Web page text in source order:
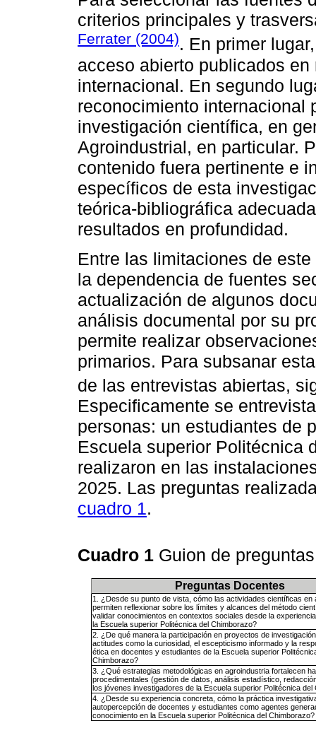
criterios principales y
Ferrater (2004). En primer
acceso abierto publicados
internacional. En segundo
reconocimiento internacional
investigación científica, en
Agroindustrial, en particular.
contenido fuera pertinente e
específicos de esta
teórica-bibliográfica
resultados en profundidad.
Entre las limitaciones de
la dependencia de fuentes
actualización de algunos
análisis documental por su
permite realizar
primarios. Para subsanar
de las entrevistas abiertas,
Especificamente se
personas: un estudiantes de
Escuela superior Politécnica
realizaron en las
2025. Las preguntas
cuadro 1.
Cuadro 1 Guion de
Preguntas Docentes
1. ¿Desde su punto de vista, cómo las actividades científicas en
permiten reflexionar sobre los límites y alcances del método
validar conocimientos en contextos sociales desde la
la Escuela superior Politécnica del Chimborazo?
2. ¿De qué manera la participación en proyectos de
actitudes como la curiosidad, el escepticismo informado y la
ética en docentes y estudiantes de la Escuela superior
Chimborazo?
3. ¿Qué estrategias metodológicas en agroindustria fortalecen
procedimentales (gestión de datos, análisis estadístico,
los jóvenes investigadores de la Escuela superior Politécnica del
4. ¿Desde su experiencia concreta, cómo la práctica
autopercepción de docentes y estudiantes como agentes
conocimiento en la Escuela superior Politécnica del Chimborazo?